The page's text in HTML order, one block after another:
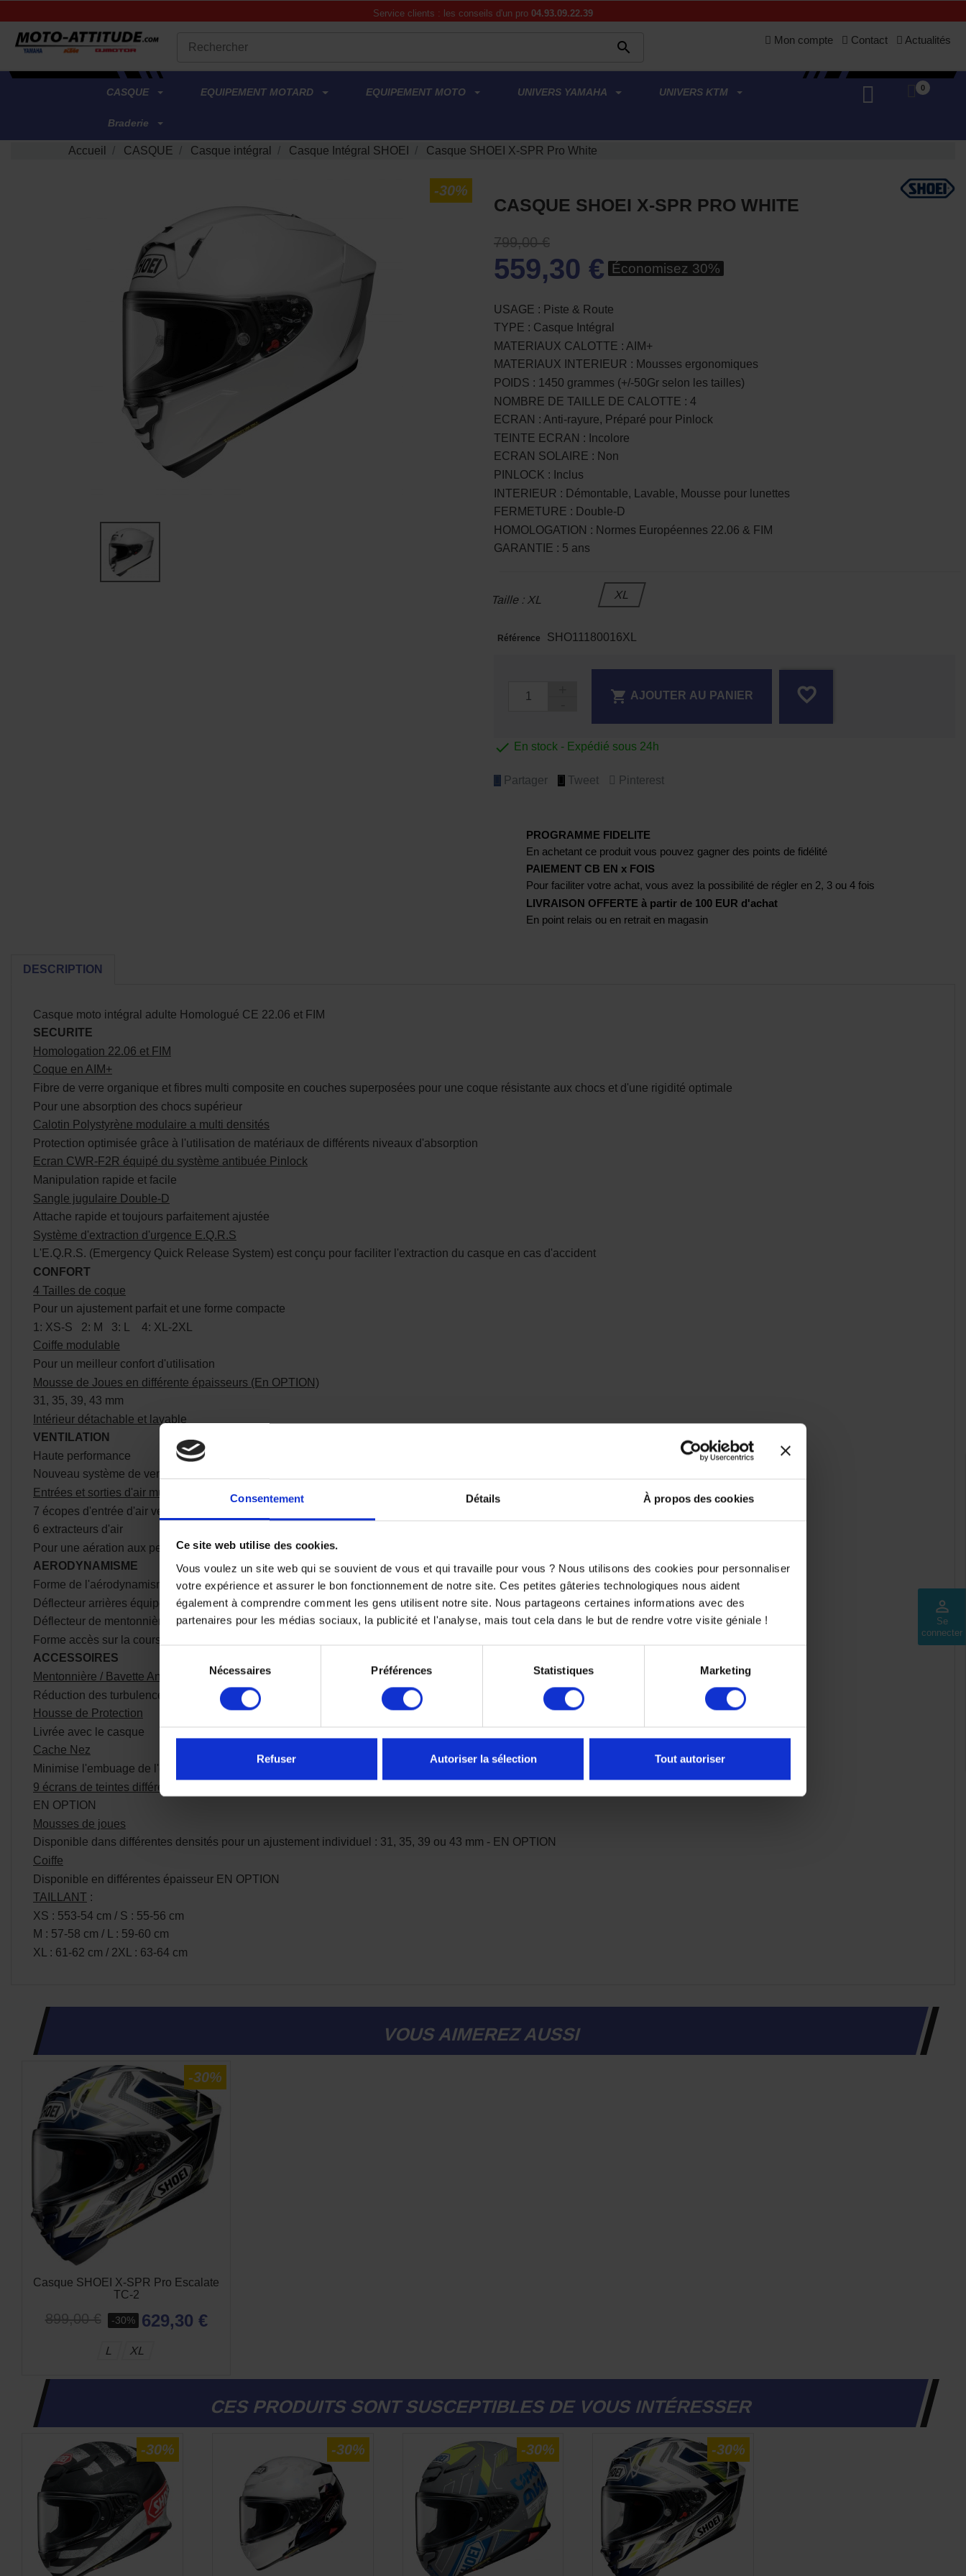
Consentement Détails À propos des cookies
Ce site web utilise des cookies.
Vous voulez un site web qui se souvient de vous et qui travaille pour vous ? Nous utilisons des cookies pour personnaliser
votre expérience et assurer le bon fonctionnement de notre site. Ces petites gâteries technologiques nous aident
également à comprendre comment les gens utilisent notre site. Nous partageons certaines informations avec des
partenaires pour les médias sociaux, la publicité et l'analyse, mais tout cela dans le but de rendre votre visite géniale !
consentement
Nécessaires Préférences Statistiques Marketing
Refuser Autoriser la sélection Tout autoriser
perm_identity
Se
connecter
Service clients : les conseils d'un pro 04.93.09.22.39
 Mon compte Contact Actualités
.
CASQUE EQUIPEMENT MOTARD EQUIPEMENT MOTO UNIVERS YAMAHA UNIVERS KTM
Braderie
0
Accueil CASQUE Casque intégral Casque Intégral SHOEI Casque SHOEI X-SPR Pro White
-30%
CASQUE SHOEI X-SPR PRO WHITE
799,00 €
559,30 € Économisez 30%
USAGE : Piste & Route
TYPE : Casque Intégral
MATERIAUX CALOTTE : AIM+
MATERIAUX INTERIEUR : Mousses ergonomiques
POIDS : 1450 grammes (+/-50Gr selon les tailles)
NOMBRE DE TAILLE DE CALOTTE : 4
ECRAN : Anti-rayure, Préparé pour Pinlock
TEINTE ECRAN : Incolore
ECRAN SOLAIRE : Non
PINLOCK : Inclus
INTERIEUR : Démontable, Lavable, Mousse pour lunettes
FERMETURE : Double-D
HOMOLOGATION : Normes Européennes 22.06 & FIM
GARANTIE : 5 ans
Taille : XL XL
Référence SHO11180016XL
 AJOUTER AU PANIER favorite_border
 En stock - Expédié sous 24h
Partager Tweet Pinterest
PROGRAMME FIDELITE
En achetant ce produit vous pouvez gagner des points de fidélité
PAIEMENT CB EN x FOIS
Pour faciliter votre achat, vous avez la possibilité de régler en 2, 3 ou 4 fois
LIVRAISON OFFERTE à partir de 100 EUR d'achat
En point relais ou en retrait en magasin
DESCRIPTION
Casque moto intégral adulte Homologué CE 22.06 et FIM
SECURITE
Homologation 22.06 et FIM
Coque en AIM+
Fibre de verre organique et fibres multi composite en couches superposées pour une coque résistante aux chocs et d'une rigidité optimale
Pour une absorption des chocs supérieur
Calotin Polystyrène modulaire a multi densités
Protection optimisée grâce à l'utilisation de matériaux de différents niveaux d'absorption
Ecran CWR-F2R équipé du système antibuée Pinlock
Manipulation rapide et facile
Sangle jugulaire Double-D
Attache rapide et toujours parfaitement ajustée
Système d'extraction d'urgence E.Q.R.S
L'E.Q.R.S. (Emergency Quick Release System) est conçu pour faciliter l'extraction du casque en cas d'accident
CONFORT
4 Tailles de coque
Pour un ajustement parfait et une forme compacte
1: XS-S 2: M 3: L 4: XL-2XL
Coiffe modulable
Pour un meilleur confort d'utilisation
Mousse de Joues en différente épaisseurs (En OPTION)
31, 35, 39, 43 mm
Intérieur détachable et lavable
VENTILATION
Haute performance
Nouveau système de ventilation des mousses de joues
Entrées et sorties d'air multiples
7 écopes d'entrée d'air verrouillables
6 extracteurs d'air
Pour une aération aux performances optimale
AERODYNAMISME
Forme de l'aérodynamisme avancé
Déflecteur arrières équipés de stabilisateurs
Déflecteur de mentonnière
Forme accès sur la course pour une vitesse élevée (jusqu'à 350km/h)
ACCESSOIRES
Mentonnière / Bavette Anti-remous
Réduction des turbulences internes
Housse de Protection
Livrée avec le casque
Cache Nez
Minimise l'embuage de l'écran
9 écrans de teintes différentes
EN OPTION
Mousses de joues
Disponible dans différentes densités pour un ajustement individuel : 31, 35, 39 ou 43 mm - EN OPTION
Coiffe
Disponible en différentes épaisseur EN OPTION
TAILLANT :
XS : 553-54 cm / S : 55-56 cm
M : 57-58 cm / L : 59-60 cm
XL : 61-62 cm / 2XL : 63-64 cm
VOUS AIMEREZ AUSSI
-30%
Casque SHOEI X-SPR Pro Escalate
TC-2
899,00 € -30% 629,30 €
L XL
CES PRODUITS SONT SUSCEPTIBLES DE VOUS INTÉRESSER
-30% -30% -30% -30%